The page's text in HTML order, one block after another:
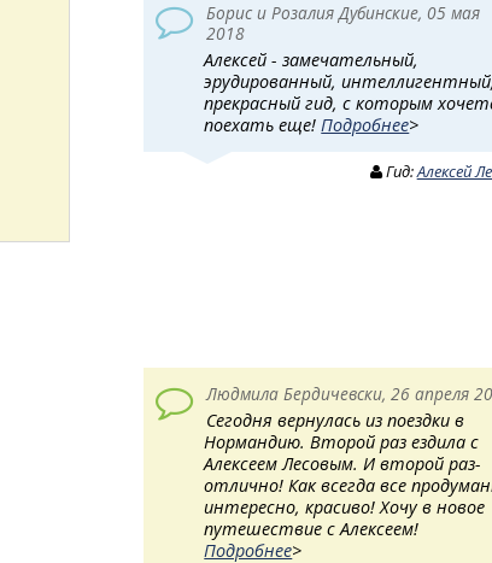
Борис и Розалия Дубинские, 05 мая
2018
Алексей - замечательный,
эрудированный, интеллигентный,
прекрасный гид, с которым
поехать еще!Подробнее>
Гид:Алексей
Людмила Бердичевски, 26 апреля
Сегодня вернулась из поездки в
Нормандию. Второй раз ездила с
Алексеем Лесовым. И второй раз-
отлично! Как всегда все
интересно, красиво! Хочу в новое
путешествие с Алексеем!
Подробнее>